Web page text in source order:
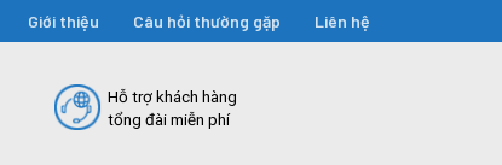
Giới thiệu Câu hỏi thường gặp Liên hệ
Hỗ trợ khách hàng
tổng đài miễn phí